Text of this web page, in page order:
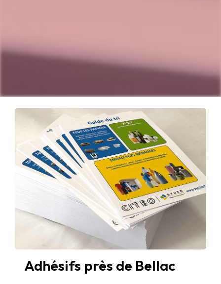
Adhésifs près de Bellac
Adhésifs de qualité à Bellac